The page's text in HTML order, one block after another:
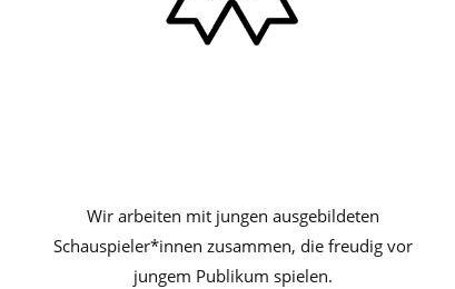
Wir arbeiten mit jungen ausgebildeten
Schauspieler*innen zusammen, die freudig vor
jungem Publikum spielen.